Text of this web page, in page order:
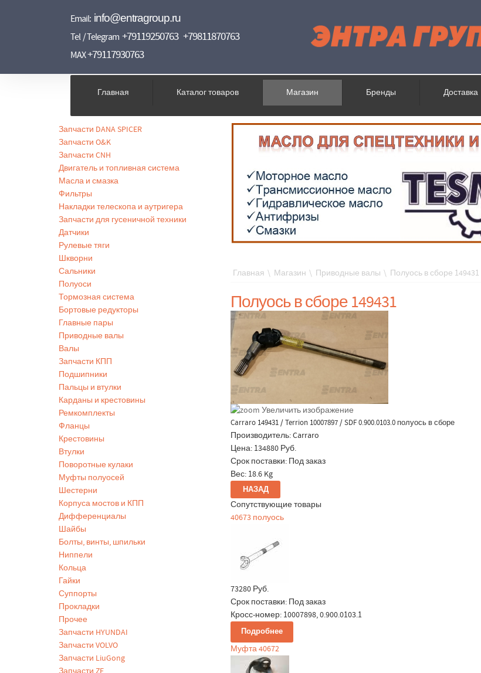
Email: info@entragroup.ru
Tel / Telegram +79119250763 +79811870763
MAX+79117930763
Главная Каталог товаров Магазин Бренды Доставка
Запчасти DANA SPICER
Запчасти O&K
Запчасти CNH
Двигатель и топливная система
Масла и смазка
Фильтры
Накладки телескопа и аутригера
Запчасти для гусеничной техники
Датчики
Рулевые тяги
Шкворни
Сальники
Полуоси
Тормозная система
Бортовые редукторы
Главные пары
Приводные валы
Валы
Запчасти КПП
Подшипники
Пальцы и втулки
Карданы и крестовины
Ремкомплекты
Фланцы
Крестовины
Втулки
Поворотные кулаки
Муфты полуосей
Шестерни
Корпуса мостов и КПП
Дифференциалы
Шайбы
Болты, винты, шпильки
Ниппели
Кольца
Гайки
Суппорты
Прокладки
Прочее
Запчасти HYUNDAI
Запчасти VOLVO
Запчасти LiuGong
Главная \ Магазин \ Приводные валы \ Полуось в сборе 149431
Полуось в сборе 149431
Увеличить изображение
Carraro 149431 / Terrion 10007897 / SDF 0.900.0103.0 полуось в сборе
Производитель:Carraro
Цена: 134880 Руб.
Срок поставки: Под заказ
Вес: 18.6 Kg
Сопутствующие товары
40673 полуось
73280 Руб.
Срок поставки: Под заказ
Кросс-номер: 10007898, 0.900.0103.1
Подробнее
Муфта 40672